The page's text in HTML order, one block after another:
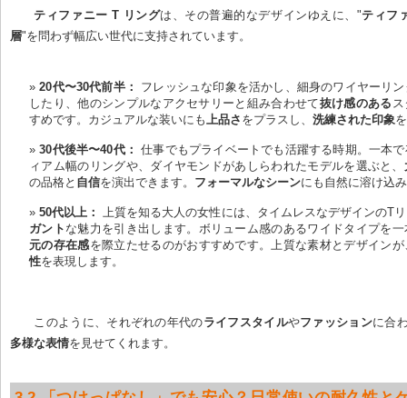
ティファニー T リングは、その普遍的なデザインゆえに、"ティフ
層"を問わず幅広い世代に支持されています。
20代〜30代前半：
フレッシュな印象を活かし、細身のワイヤーリ
したり、他のシンプルなアクセサリーと組み合わせて抜け感のある
すめです。カジュアルな装いにも上品さ をプラスし、洗練された印象
30代後半〜40代： 仕事でもプライベートでも活躍する時期。一本
ィアム幅のリングや、ダイヤモンドがあしらわれたモデルを選ぶと、
の品格と 自信を演出できます。 フォーマルなシーンにも自然に溶け込
50代以上： 上質を知る大人の女性には、タイムレスなデザインのT
ガント な魅力を引き出します。ボリューム感のあるワイドタイプを
元の存在感を際立たせるのがおすすめです。上質な素材とデザインが
性を表現します。
このように、それぞれの年代のライフスタイルやファッションに合
多様な表情を見せてくれます。